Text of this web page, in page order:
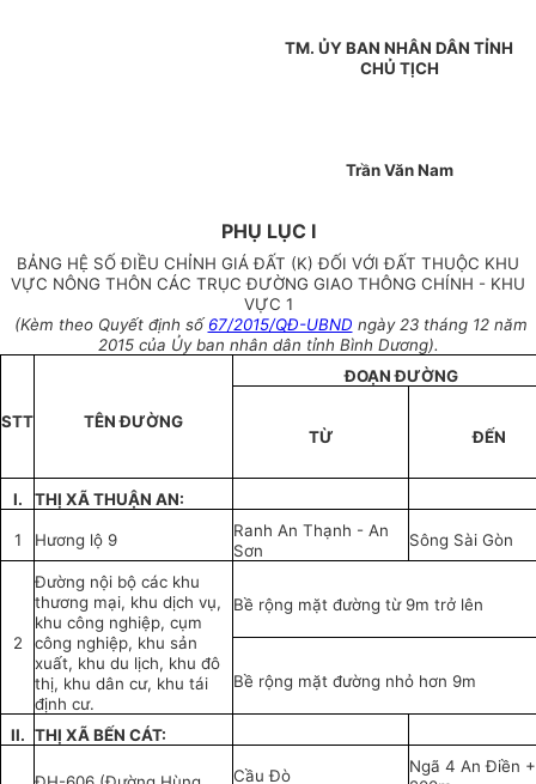
TM. ỦY BAN NHÂN DÂN TỈNH
CHỦ TỊCH
Trần Văn Nam
PHỤ LỤC I
BẢNG HỆ SỐ ĐIỀU CHỈNH GIÁ ĐẤT (K) ĐỐI VỚI ĐẤT THUỘC KHU
VỰC NÔNG THÔN CÁC TRỤC ĐƯỜNG GIAO THÔNG CHÍNH - KHU
VỰC 1
(Kèm theo Quyết định số 67/2015/QĐ-UBND ngày 23 tháng 12 năm
2015 của Ủy ban nhân dân tỉnh Bình Dương).
STT TÊN ĐƯỜNG
ĐOẠN ĐƯỜNG
TỪ ĐẾN
I. THỊ XÃ THUẬN AN:
1 Hương lộ 9
Ranh An Thạnh - An
Sơn
Sông Sài Gòn
2
Đường nội bộ các khu
thương mại, khu dịch vụ,
khu công nghiệp, cụm
công nghiệp, khu sản
xuất, khu du lịch, khu đô
thị, khu dân cư, khu tái
định cư.
Bề rộng mặt đường từ 9m trở lên
Bề rộng mặt đường nhỏ hơn 9m
II. THỊ XÃ BẾN CÁT:
Cầu Đò
Ngã 4 An Điền +